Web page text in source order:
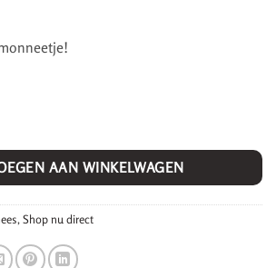
AAN WINKELWAGEN
, Shop nu direct